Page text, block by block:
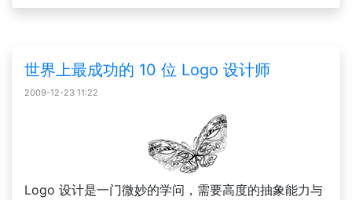
世界上最成功的 10 位 Logo 设计师
2009-12-23 11:22
Logo 设计是一门微妙的学问，需要高度的抽象能力与